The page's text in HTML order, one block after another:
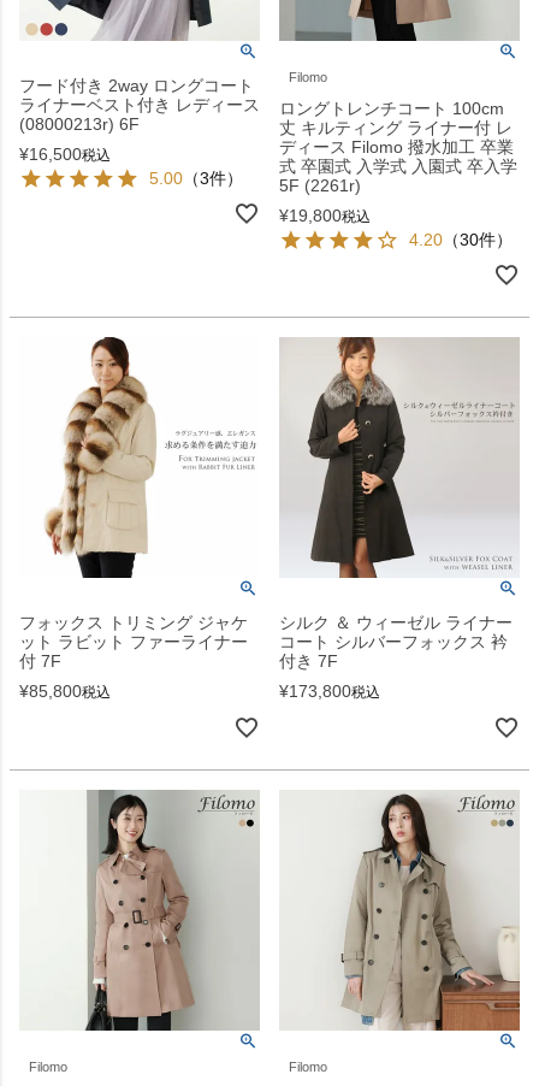
フード付き 2way ロングコート
ライナーベスト付き レディース
(08000213r) 6F
¥16,500税込
5.00 （3件）
Filomo
ロングトレンチコート 100cm
丈 キルティング ライナー付 レ
ディース Filomo 撥水加工 卒業
式 卒園式 入学式 入園式 卒入学
5F (2261r)
¥19,800税込
4.20 （30件）
フォックス トリミング ジャケ
ット ラビット ファーライナー
付 7F
¥85,800税込
シルク ＆ ウィーゼル ライナー
コート シルバーフォックス 衿
付き 7F
¥173,800税込
Filomo Filomo